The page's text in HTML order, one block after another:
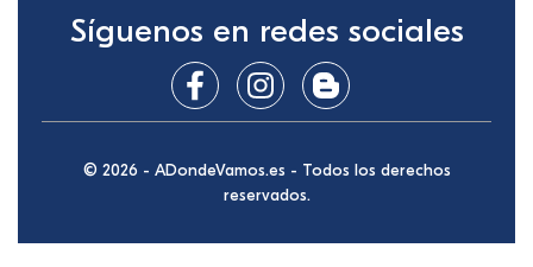
Síguenos en redes sociales
© 2026 - ADondeVamos.es - Todos los derechos
reservados.